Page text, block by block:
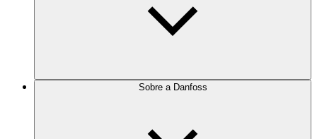
Sobre a Danfoss